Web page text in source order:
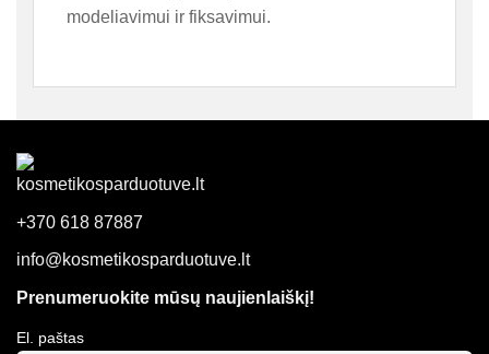
modeliavimui ir fiksavimui.
+370 618 87887
info@kosmetikosparduotuve.lt
Prenumeruokite mūsų naujienlaiškį!
El. paštas